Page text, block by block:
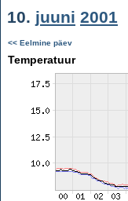
10. juuni 2001
<< Eelmine päev
Temperatuur